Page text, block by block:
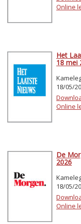
Online
Het
18 mei
18/05/
Online
De
2026
18/05/
Online